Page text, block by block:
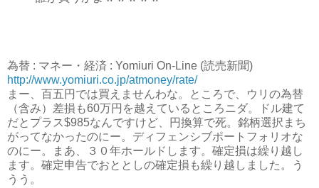
為替 : マネー・経済 : Yomiuri On-Line (読売新聞)
http://www.yomiuri.co.jp/atmoney/rate/
まー、百五円では買えませんわな。ところで、ウリの為替
（含み）差損も60万円を越えているところニダ。ドル建て
だとプラス$985なんですけど、円換算で死。銘柄選択まち
がってなかったのにー。ディフェンシブポートフォリオな
のにー。まあ、３０年ホールドします。確定損は繰り越し
ます。確定申告でおととしの確定損も繰り越しました。う
うう。